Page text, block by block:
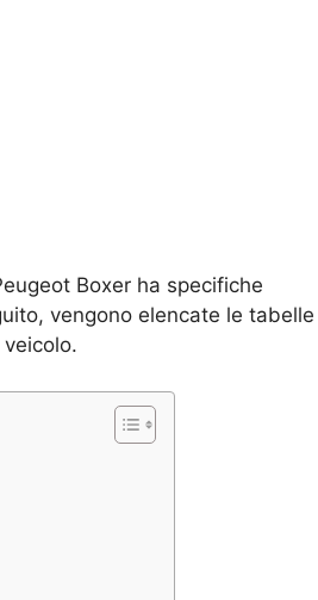
Boxer ha specifiche
vengono elencate le tabelle